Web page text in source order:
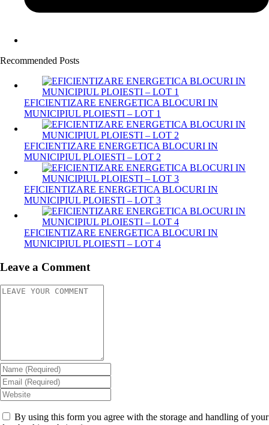
Recommended Posts
EFICIENTIZARE ENERGETICA BLOCURI IN
MUNICIPIUL PLOIESTI – LOT 1
EFICIENTIZARE ENERGETICA BLOCURI IN
MUNICIPIUL PLOIESTI – LOT 2
EFICIENTIZARE ENERGETICA BLOCURI IN
MUNICIPIUL PLOIESTI – LOT 3
EFICIENTIZARE ENERGETICA BLOCURI IN
MUNICIPIUL PLOIESTI – LOT 4
Leave a Comment
By using this form you agree with the storage and handling of your